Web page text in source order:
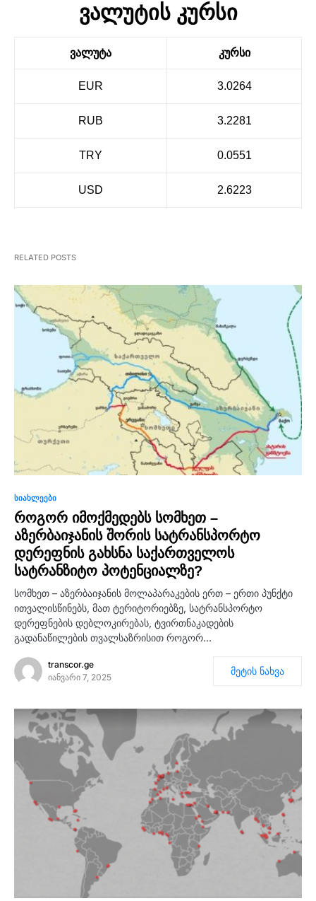
ვალუტის კურსი
ვალუტა კურსი
EUR 3.0264
RUB 3.2281
TRY 0.0551
USD 2.6223
RELATED POSTS
ᲡᲘᲐᲮᲚᲔᲔᲑᲘ
როგორ იმოქმედებს სომხეთ –
აზერბაიჯანის შორის სატრანსპორტო
დერეფნის გახსნა საქართველოს
სატრანზიტო პოტენციალზე?
სომხეთ – აზერბაიჯანის მოლაპარაკების ერთ – ერთი პუნქტი
ითვალისწინებს, მათ ტერიტორიებზე, სატრანსპორტო
დერეფნების დებლოკირებას, ტვირთნაკადების
გადანაწილების თვალსაზრისით როგორ…
transcor.ge
იანვარი 7, 2025
მეტის ნახვა